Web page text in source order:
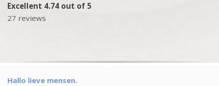
Excellent 4.74 out of 5
27 reviews
Hallo lieve mensen.